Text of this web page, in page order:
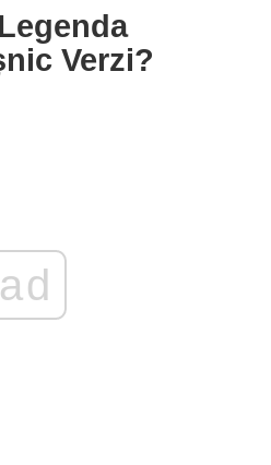
Verzi?
ad